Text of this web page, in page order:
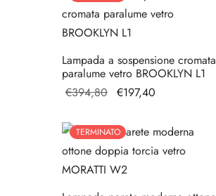
€297,60.
Lampada a sospensione cromata
paralume vetro BROOKLYN L1
€394,80 Il prezzo
era:
€394,80.
€197,40
è:
€197,40.
TERMINATO